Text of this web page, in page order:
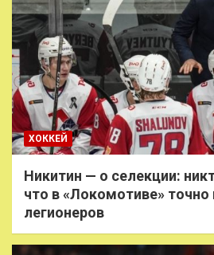
ХОККЕЙ
Никитин — о селекции:
что в «Локомотиве» точно
легионеров